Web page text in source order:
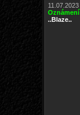
11.07.2023
Oznámení
..Blaze..